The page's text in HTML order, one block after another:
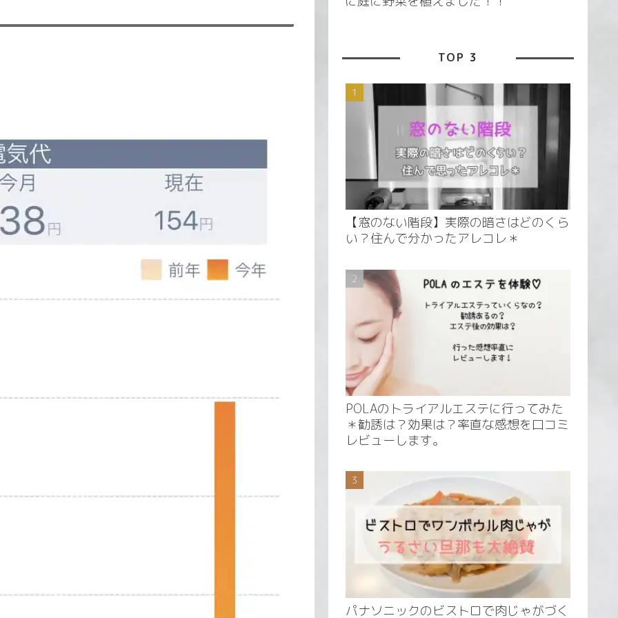
TOP 3
【窓のない階段】実際の暗さはどのくら
い？住んで分かったアレコレ＊
POLAのトライアルエステに行ってみた
＊勧誘は？効果は？率直な感想を口コミ
レビューします。
パナソニックのビストロで肉じゃがづく